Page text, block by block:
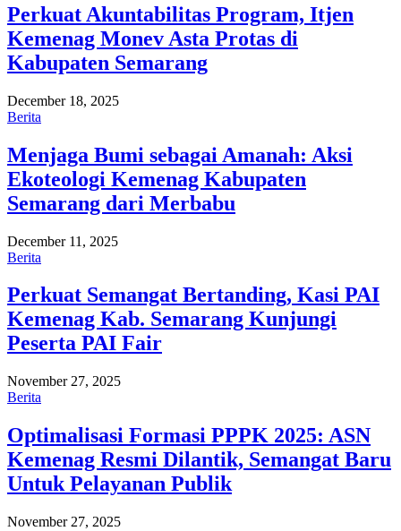
Perkuat Akuntabilitas Program, Itjen
Kemenag Monev Asta Protas di
Kabupaten Semarang
December 18, 2025
Berita
Menjaga Bumi sebagai Amanah: Aksi
Ekoteologi Kemenag Kabupaten
Semarang dari Merbabu
December 11, 2025
Berita
Perkuat Semangat Bertanding, Kasi PAI
Kemenag Kab. Semarang Kunjungi
Peserta PAI Fair
November 27, 2025
Berita
Optimalisasi Formasi PPPK 2025: ASN
Kemenag Resmi Dilantik, Semangat Baru
Untuk Pelayanan Publik
November 27, 2025